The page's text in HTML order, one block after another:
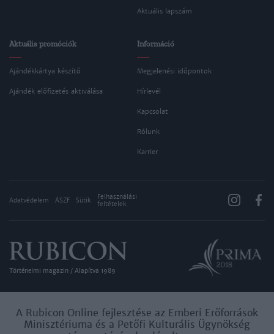
Aktuális lapszám
Aktuális promóciók
Ajándékkártya készítő
Ajándék előfizetés aktiválása
Információ
Megjelenési időpontok
Hírlevél
Kapcsolat
Rólunk
Karrier
Adatvédelem ÁSZF Sütik
Felhasználási
feltételek
Történelmi magazin / Alapítva 1989
A Rubicon Online fejlesztése az Emberi Erőforrások
Minisztériuma és a Petőfi Kulturális Ügynökség